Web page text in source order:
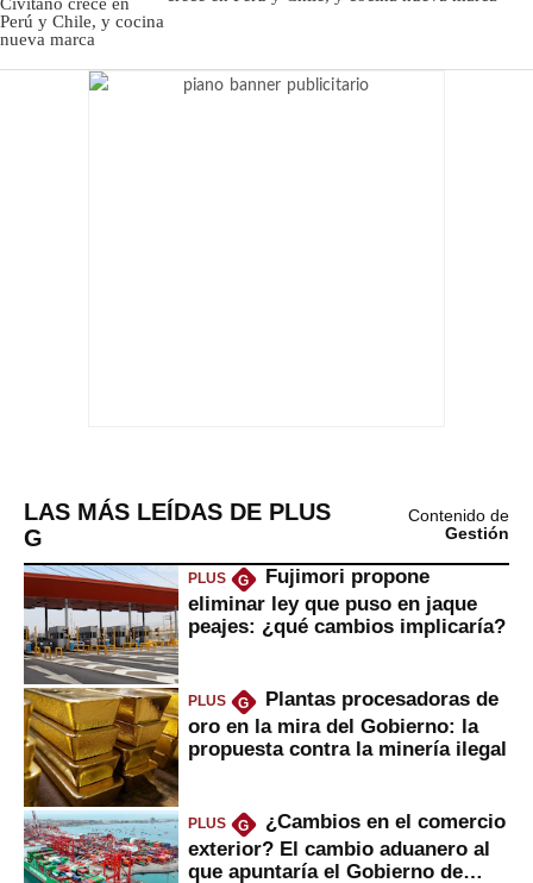
LAS MÁS LEÍDAS DE PLUS
G
Contenido de
Gestión
PLUS G
Fujimori propone
eliminar ley que puso en jaque
peajes: ¿qué cambios implicaría?
PLUS G
Plantas procesadoras de
oro en la mira del Gobierno: la
propuesta contra la minería ilegal
PLUS G
¿Cambios en el comercio
exterior? El cambio aduanero al
que apuntaría el Gobierno de